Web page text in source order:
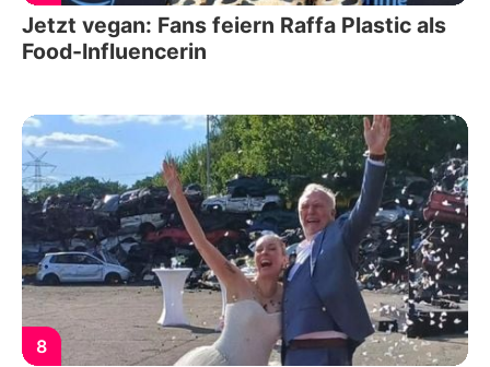
Jetzt vegan: Fans feiern Raffa Plastic als
Food-Influencerin
8